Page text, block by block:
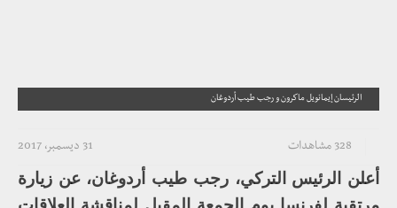
الرئيسان إيمانويل ماكرون و رجب طيب أردوغان
31 ديسمبر، 2017 328 مشاهدات
أعلن الرئيس التركي، رجب طيب أردوغان، عن زيارة